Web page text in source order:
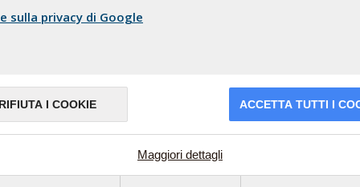
Le linee sono aperte
dal lunedì al venerdì (9-13)
sulla privacy di Google
RIFIUTA I COOKIE ACCETTA TUTTI I
Maggiori dettagli